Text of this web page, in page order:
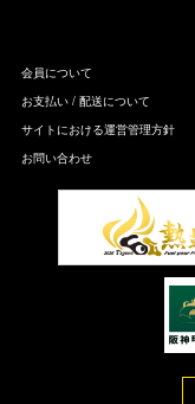
会員について
お支払い / 配送について
サイトにおける運営管理方針
お問い合わせ